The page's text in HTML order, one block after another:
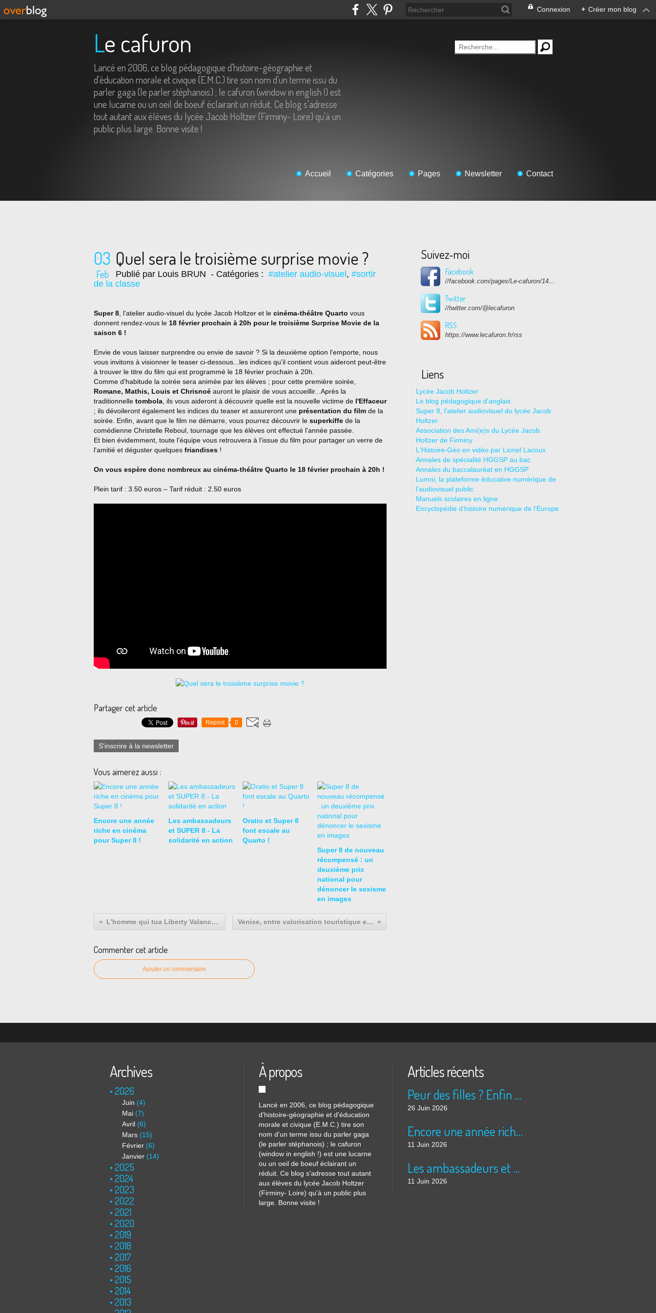
Connexion + Créer mon blog
Le cafuron
Lancé en 2006, ce blog pédagogique d'histoire-géographie et
d'éducation morale et civique (E.M.C.) tire son nom d'un terme issu du
parler gaga (le parler stéphanois) ; le cafuron (window in english !) est
une lucarne ou un oeil de boeuf éclairant un réduit. Ce blog s'adresse
tout autant aux élèves du lycée Jacob Holtzer (Firminy- Loire) qu'à un
public plus large. Bonne visite !
Accueil Catégories Pages Newsletter Contact
03
Feb
Quel sera le troisième surprise movie ?
Publié par Louis BRUN - Catégories : #atelier audio-visuel , #sortir
de la classe
Super 8 , l'atelier audio-visuel du lycée Jacob Holtzer et le cinéma-théâtre Quarto vous
donnent rendez-vous le 18 février prochain à 20h pour le troisième Surprise Movie de la
saison 6 !
Envie de vous laisser surprendre ou envie de savoir ? Si la deuxième option l'emporte, nous
vous invitons à visionner le teaser ci-dessous...les indices qu'il contient vous aideront peut-être
à trouver le titre du film qui est programmé le 18 février prochain à 20h.
Comme d'habitude la soirée sera animée par les élèves ; pour cette première soirée,
Romane, Mathis, Louis et Chrisnoé auront le plaisir de vous accueillir...Après la
traditionnelle tombola , ils vous aideront à découvrir quelle est la nouvelle victime de l'Effaceur
; ils dévoileront également les indices du teaser et assureront une présentation du film de la
soirée. Enfin, avant que le film ne démarre, vous pourrez découvrir le superkiffe de la
comédienne Christelle Reboul, tournage que les élèves ont effectué l'année passée.
Et bien évidemment, toute l'équipe vous retrouvera à l'issue du film pour partager un verre de
l'amitié et déguster quelques friandises !
On vous espère donc nombreux au cinéma-théâtre Quarto le 18 février prochain à 20h !
Plein tarif : 3.50 euros – Tarif réduit : 2.50 euros
Partager cet article
Repost 0
S'inscrire à la newsletter
Vous aimerez aussi :
Encore une année
riche en cinéma
pour Super 8 !
Les ambassadeurs
et SUPER 8 - La
solidarité en action
Oratio et Super 8
font escale au
Quarto !
Super 8 de nouveau
récompensé : un
deuxième prix
national pour
dénoncer le sexisme
en images
L’homme qui tua Liberty Valance : un drôle de western Venise, entre valorisation touristique et protection du patrimoine
Commenter cet article
Ajouter un commentaire
Suivez-moi
Facebook
//facebook.com/pages/Le-cafuron/1415682768741632
Twitter
//twitter.com/@lecafuron
RSS
https://www.lecafuron.fr/rss
Liens
Lycée Jacob Holtzer
Le blog pédagogique d'anglais
Super 8, l'atelier audiovisuel du lycée Jacob
Holtzer
Association des Ami(e)s du Lycée Jacob
Holtzer de Firminy
L'Histoire-Géo en vidéo par Lionel Lacoux
Annales de spécialité HGGSP au bac
Annales du baccalauréat en HGGSP
Lumni, la plateforme éducative numérique de
l'audiovisuel public
Manuels scolaires en ligne
Encyclopédie d’histoire numérique de l’Europe
Archives
2026
Juin (4)
Mai (7)
Avril (6)
Mars (15)
Février (6)
Janvier (14)
2025
2024
2023
2022
2021
2020
2019
2018
2017
2016
2015
2014
2013
À propos
Lancé en 2006, ce blog pédagogique
d'histoire-géographie et d'éducation
morale et civique (E.M.C.) tire son
nom d'un terme issu du parler gaga
(le parler stéphanois) ; le cafuron
(window in english !) est une lucarne
ou un oeil de boeuf éclairant un
réduit. Ce blog s'adresse tout autant
aux élèves du lycée Jacob Holtzer
(Firminy- Loire) qu'à un public plus
large. Bonne visite !
Articles récents
Peur des filles ? Enfin rassuré ?
26 Juin 2026
Encore une année riche en cinéma pour Super 8 !
11 Juin 2026
Les ambassadeurs et SUPER 8 - La solidarité en action
11 Juin 2026